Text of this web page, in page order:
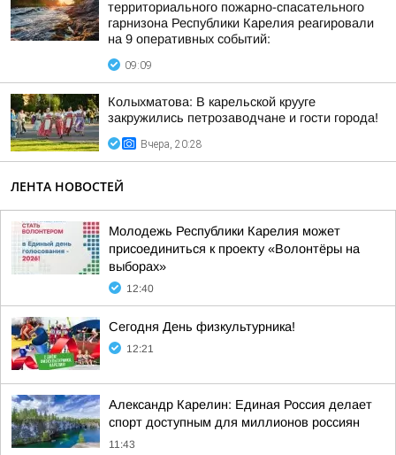
территориального пожарно-спасательного
гарнизона Республики Карелия реагировали
на 9 оперативных событий:
09:09
Колыхматова: В карельской крууге
закружились петрозаводчане и гости города!
Вчера, 20:28
ЛЕНТА НОВОСТЕЙ
Молодежь Республики Карелия может
присоединиться к проекту «Волонтёры на
выборах»
12:40
Сегодня День физкультурника!
12:21
Александр Карелин: Единая Россия делает
спорт доступным для миллионов россиян
11:43